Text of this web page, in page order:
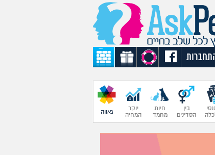
בין
הסדינים
חיות
מחמד
יוקר
המחיה
גאווה